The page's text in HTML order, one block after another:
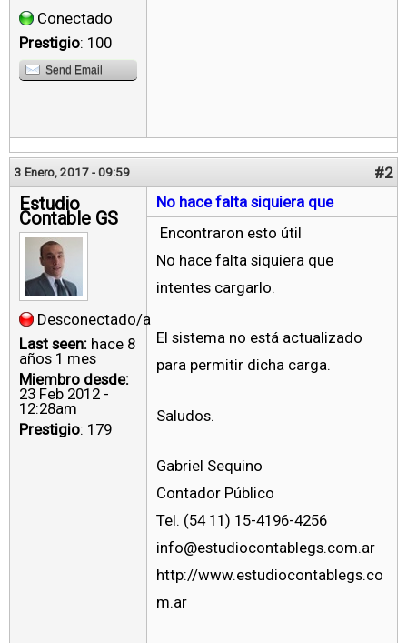
Conectado
Prestigio: 100
Send Email
3 Enero, 2017 - 09:59 #2
Estudio
Contable GS
Desconectado/a
Last seen: hace 8
años 1 mes
Miembro desde:
23 Feb 2012 -
12:28am
Prestigio: 179
No hace falta siquiera que
Encontraron esto útil
No hace falta siquiera que
intentes cargarlo.
El sistema no está actualizado
para permitir dicha carga.
Saludos.
Gabriel Sequino
Contador Público
Tel. (54 11) 15-4196-4256
info@estudiocontablegs.com.ar
http://www.estudiocontablegs.co
m.ar